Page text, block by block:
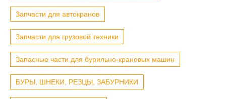
Запчасти для автокранов
Запчасти для грузовой техники
Запасные части для бурильно-крановых машин
БУРЫ, ШНЕКИ, РЕЗЦЫ, ЗАБУРНИКИ